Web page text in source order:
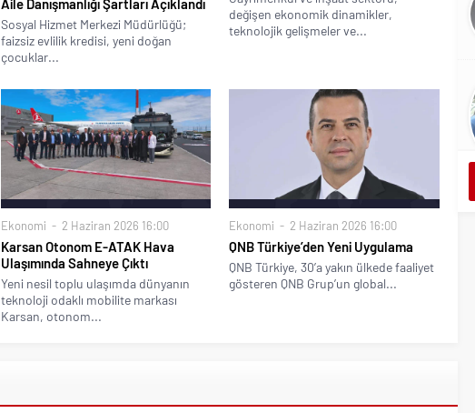
Aile Danışmanlığı Şartları Açıklandı
Sosyal Hizmet Merkezi Müdürlüğü;
faizsiz evlilik kredisi, yeni doğan
çocuklar...
değişen ekonomik dinamikler,
teknolojik gelişmeler ve...
Ekonomi 2 Haziran 2026 16:00
Karsan Otonom E-ATAK Hava
Ulaşımında Sahneye Çıktı
Yeni nesil toplu ulaşımda dünyanın
teknoloji odaklı mobilite markası
Karsan, otonom...
Ekonomi 2 Haziran 2026 16:00
QNB Türkiye’den Yeni Uygulama
QNB Türkiye, 30’a yakın ülkede faaliyet
gösteren QNB Grup’un global...